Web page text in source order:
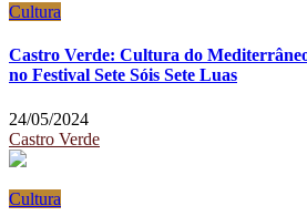
Cultura
Castro Verde: Cultura do
no Festival Sete Sóis Sete Luas
24/05/2024
Castro Verde
Cultura